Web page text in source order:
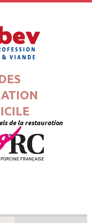
de la restauration